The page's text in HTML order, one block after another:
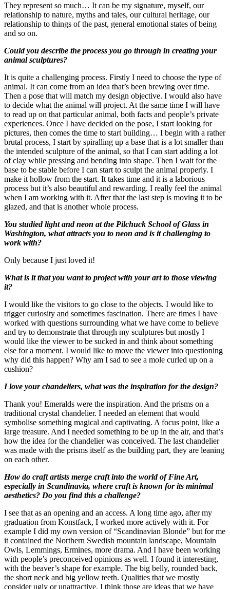
They represent so much… It can be my signature, myself, our
relationship to nature, myths and tales, our cultural heritage, our
relationship to things of the past, general emotional states of being
and so on.
Could you describe the process you go through in creating your
animal sculptures?
It is quite a challenging process. Firstly I need to choose the type of
animal. It can come from an idea that’s been brewing over time.
Then a pose that will match my design objective. I would also have
to decide what the animal will project. At the same time I will have
to read up on that particular animal, both facts and people’s private
experiences. Once I have decided on the pose, I start looking for
pictures, then comes the time to start building… I begin with a rather
brutal process, I start by spiralling up a base that is a lot smaller than
the intended sculpture of the animal, so that I can start adding a lot
of clay while pressing and bending into shape. Then I wait for the
base to be stable before I can start to sculpt the animal properly. I
make it hollow from the start. It takes time and it is a laborious
process but it’s also beautiful and rewarding. I really feel the animal
when I am working with it. After that the last step is moving it to be
glazed, and that is another whole process.
You studied light and neon at the Pilchuck School of Glass in
Washington, what attracts you to neon and is it challenging to
work with?
Only because I just loved it!
What is it that you want to project with your art to those viewing
it?
I would like the visitors to go close to the objects. I would like to
trigger curiosity and sometimes fascination. There are times I have
worked with questions surrounding what we have come to believe
and try to demonstrate that through my sculptures but mostly I
would like the viewer to be sucked in and think about something
else for a moment. I would like to move the viewer into questioning
why did this happen? Why am I sad to see a mole curled up on a
cushion?
I love your chandeliers, what was the inspiration for the design?
Thank you! Emeralds were the inspiration. And the prisms on a
traditional crystal chandelier. I needed an element that would
symbolise something magical and captivating. A focus point, like a
large treasure. And I needed something to be up in the air, and that’s
how the idea for the chandelier was conceived. The last chandelier
was made with the prisms itself as the building part, they are leaning
on each other.
How do craft artists merge craft into the world of Fine Art,
especially in Scandinavia, where craft is known for its minimal
aesthetics? Do you find this a challenge?
I see that as an opening and an access. A long time ago, after my
graduation from Konstfack, I worked more actively with it. For
example I did my own version of “Scandinavian Blonde” but for me
it contained the Northern Swedish mountain landscape, Mountain
Owls, Lemmings, Ermines, more drama. And I have been working
with people’s preconceived opinions as well. I found it interesting,
with the beaver’s shape for example. The big belly, rounded back,
the short neck and big yellow teeth. Qualities that we mostly
consider ugly or unattractive. I think those are ideas that we have